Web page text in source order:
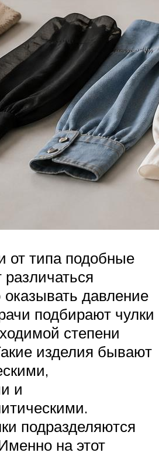
от типа подобные
различаться
давление
подбирают чулки
степени
изделия бывают
и
подразделяются
на этот